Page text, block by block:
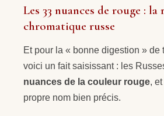
Les 33 nuances de rouge : la
chromatique russe
Et pour la « bonne digestion » de
voici un fait saisissant : les
nuances de la couleur rouge,
propre nom bien précis.